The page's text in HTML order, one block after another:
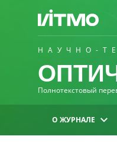
НАУЧНО-
Полнотекстовый
О ЖУРНАЛЕ